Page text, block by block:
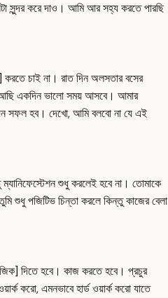
সুন্দর করে দাও। আমি আর সহ্য করতে পারছি
চাই না। রাত দিন অলসতার বসের
একদিন ভালো সময় আসবে। আমার
সফল হব। দেখো, আমি বলবো না যে এই
শুধু করলেই হবে না। তোমাকে
শুধু পজিটিভ চিন্তা করলে কিন্তু কাজের বেলা
দিতে হবে। কাজ করতে হবে। প্রচুর
করো, এমনভাবে হার্ড ওয়ার্ক করো যাতে